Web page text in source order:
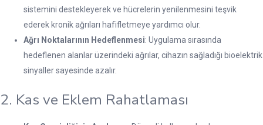
sistemini destekleyerek ve hücrelerin yenilenmesini teşvik
ederek kronik ağrıları hafifletmeye yardımcı olur.
Ağrı Noktalarının Hedeflenmesi: Uygulama sırasında
hedeflenen alanlar üzerindeki ağrılar, cihazın sağladığı bioelektrik
sinyaller sayesinde azalır.
2. Kas ve Eklem Rahatlaması